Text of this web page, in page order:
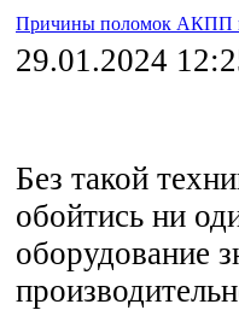
Причины поломок АКПП
29.01.2024
Без такой
обойтись ни
оборудование